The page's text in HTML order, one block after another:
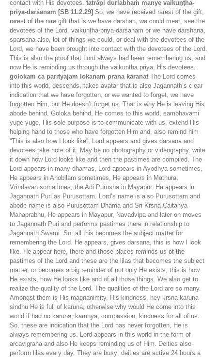
contact with His devotees. tatrāpi durlabhaṁ manye vaikuṇṭha-
priya-darśanam [SB 11.2.29] So, we have received rarest of the gift,
rarest of the rare gift that is we have darshan, we could meet, see the
devotees of the Lord. vaikuṇṭha-priya-darśanam or we have darshana,
sparsana also, lot of things we could, or deal with the devotees of the
Lord, we have been brought into contact with the devotees of the Lord.
This is also the proof that Lord always had been remembering us, and
now He is reminding us through the vaikuntha priya, His devotees.
golokam ca parityajam lokanam prana karanat The Lord comes
into this world, descends, takes avatar that is also Jagannath’s clear
indication that we have forgotten, or we wanted to forget, we have
forgotten Him, but He doesn’t forget us. That is why He is leaving His
abode behind, Goloka behind, He comes to this world, sambhavami
yuge yuge, His sole purpose is to communicate with us, extend His
helping hand to those who have forgotten Him and, also remind him
“This is also how I look like”, Lord appears and gives darsana and
devotees take note of it. May be no photography or videography, write
it down how Lord looks like and then the pastimes are compiled. The
Lord appears in many dhamas, Lord appears in Ayodhya sometimes,
He appears in Ahobilam sometimes, He appears in Mathura,
Vrindavan sometimes, the Adi Purusha in Mayapur. He appears in
Jagannath Puri as Purusottam. Lord’s name is also Purusottam and
abode name is also Purusottam Dhama and Sri Krsna Caitanya
Mahaprabhu, He appears in Mayapur, Navadvipa and later on moves
to Jagannath Puri and performs pastimes there in relationship to
Jagannath Swami. So, all this becomes the subject matter for
remembering the Lord. He appears, gives darsana, this is how I look
like. He appear here, there and those places reminds us of the
pastimes of the Lord and these are the lilas that becomes the subject
matter, or becomes a big reminder of not only He exists, this is how
He exists, how He looks like and of all those things. We also get to
realize the quality of the Lord. The qualities of the Lord are so many.
Amongst them is His magnanimity, His kindness, hey krsna karuna
sindhu He is full of karuna, otherwise why would He come into this
world if had no karuna, karunya, compassion, kindness for all of us.
So, these are indication that the Lord has never forgotten, He is
always remembering us. Lord appears in this world in the form of
arcavigraha and also He keeps reminding us of Him. Deities also
perform lilas every day. They are busy; deities are active 24 hours a